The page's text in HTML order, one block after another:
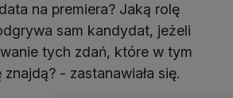
na premiera? Jaką rolę
sam kandydat, jeżeli
tych zdań, które w tym
- zastanawiała się.